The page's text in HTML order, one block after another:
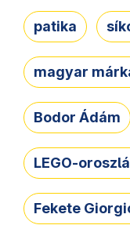
patika
magyar
Bodor Ádám
LEGO-
Fekete